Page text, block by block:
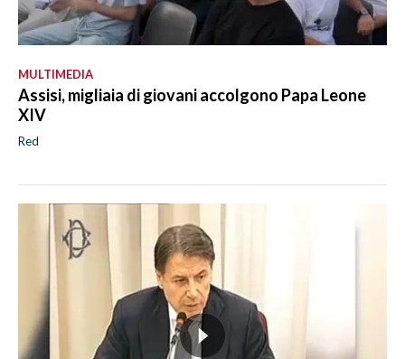
MULTIMEDIA
Assisi, migliaia di giovani accolgono Papa Leone
XIV
Red